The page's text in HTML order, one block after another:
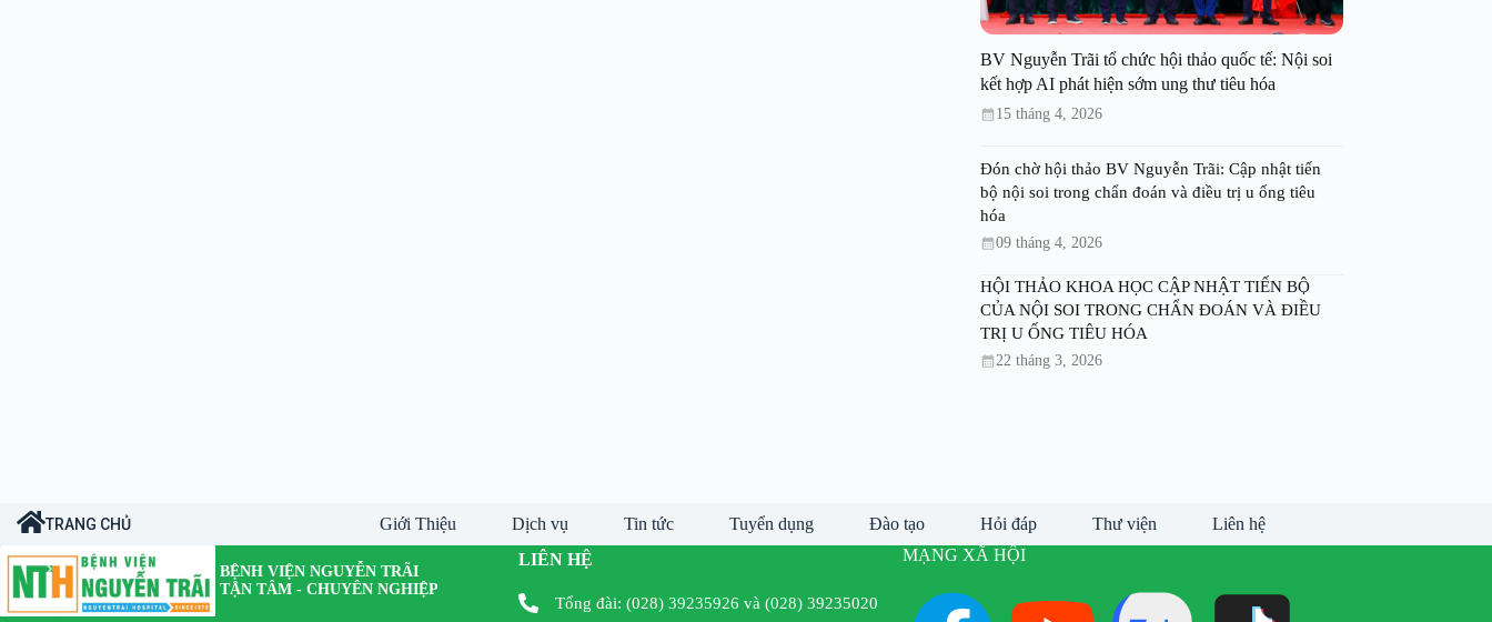
BV Nguyễn Trãi tổ chức hội thảo quốc tế: Nội soi
kết hợp AI phát hiện sớm ung thư tiêu hóa
15 tháng 4, 2026
Đón chờ hội thảo BV Nguyễn Trãi: Cập nhật tiến
bộ nội soi trong chẩn đoán và điều trị u ống tiêu
hóa
09 tháng 4, 2026
HỘI THẢO KHOA HỌC CẬP NHẬT TIẾN BỘ
CỦA NỘI SOI TRONG CHẨN ĐOÁN VÀ ĐIỀU
TRỊ U ỐNG TIÊU HÓA
22 tháng 3, 2026
TRANG CHỦ Giới Thiệu Dịch vụ Tin tức Tuyển dụng Đào tạo Hỏi đáp Thư viện Liên hệ
BỆNH VIỆN NGUYỄN TRÃI
TẬN TÂM - CHUYÊN NGHIỆP
LIÊN HỆ
Tổng đài: (028) 39235926 và (028) 39235020
MẠNG XÃ HỘI